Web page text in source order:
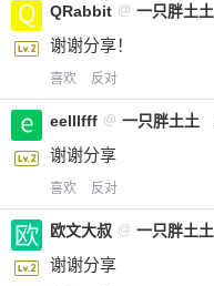
QRabbit @ 一只胖土土
谢谢分享！
喜欢 反对
eelllfff @ 一只胖土土
谢谢分享
喜欢 反对
欧文大叔 @ 一只胖土土
谢谢分享